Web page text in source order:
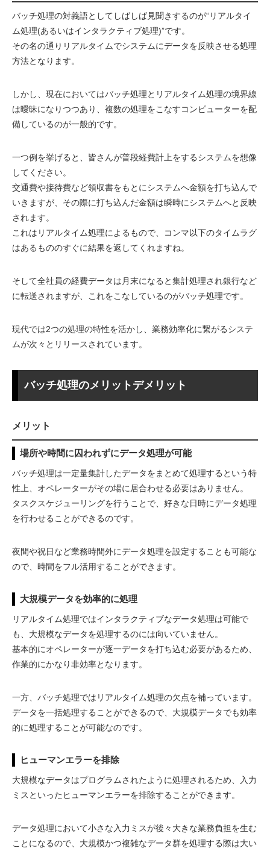
バッチ処理の対義語としてしばしば見聞きするのが“リアルタイ
ム処理(あるいはインタラクティブ処理)”です。
その名の通りリアルタイムでシステムにデータを反映させる処理
方法となります。
しかし、現在においてはバッチ処理とリアルタイム処理の境界線
は曖昧になりつつあり、複数の処理をこなすコンピューターを配
備しているのが一般的です。
一つ例を挙げると、皆さんが普段経費計上をするシステムを想像
してください。
交通費や接待費など領収書をもとにシステムへ金額を打ち込んで
いきますが、その際に打ち込んだ金額は瞬時にシステムへと反映
されます。
これはリアルタイム処理によるもので、コンマ以下のタイムラグ
はあるもののすぐに結果を返してくれますね。
そして全社員の経費データは月末になると集計処理され銀行など
に転送されますが、これをこなしているのがバッチ処理です。
現代では2つの処理の特性を活かし、業務効率化に繋がるシステ
ムが次々とリリースされています。
バッチ処理のメリットデメリット
メリット
場所や時間に囚われずにデータ処理が可能
バッチ処理は一定量集計したデータをまとめて処理するという特
性上、オペレーターがその場に居合わせる必要はありません。
タスクスケジューリングを行うことで、好きな日時にデータ処理
を行わせることができるのです。
夜間や祝日など業務時間外にデータ処理を設定することも可能な
ので、時間をフル活用することができます。
大規模データを効率的に処理
リアルタイム処理ではインタラクティブなデータ処理は可能で
も、大規模なデータを処理するのには向いていません。
基本的にオペレーターが逐一データを打ち込む必要があるため、
作業的にかなり非効率となります。
一方、バッチ処理ではリアルタイム処理の欠点を補っています。
データを一括処理することができるので、大規模データでも効率
的に処理することが可能なのです。
ヒューマンエラーを排除
大規模なデータはプログラムされたように処理されるため、入力
ミスといったヒューマンエラーを排除することができます。
データ処理において小さな入力ミスが後々大きな業務負担を生む
ことになるので、大規模かつ複雑なデータ群を処理する際は大い